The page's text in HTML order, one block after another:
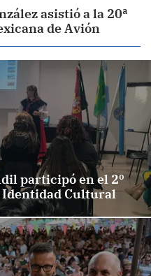
asistió a la 20ª
de Avión
participó en el 2º
Identidad Cultural